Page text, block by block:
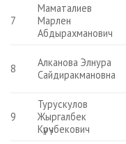
7
Маматалиев
Марлен
Абдырахманович
8
Алканова Элнура
Сайдиракмановна
9
Турускулов
Жыргалбек
Күрүчбекович